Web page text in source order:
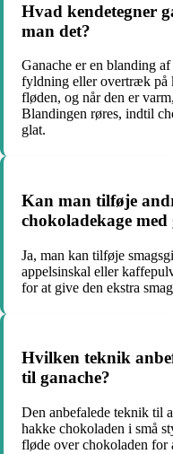
Hvad kendetegner
man det?
Ganache er en blanding
fyldning eller overtræk på
fløden, og når den er
Blandingen røres, indtil
glat.
Kan man tilføje
chokoladekage med
Ja, man kan tilføje
appelsinskal eller
for at give den ekstra
Hvilken teknik
til ganache?
Den anbefalede teknik til
hakke chokoladen i små
fløde over chokoladen for